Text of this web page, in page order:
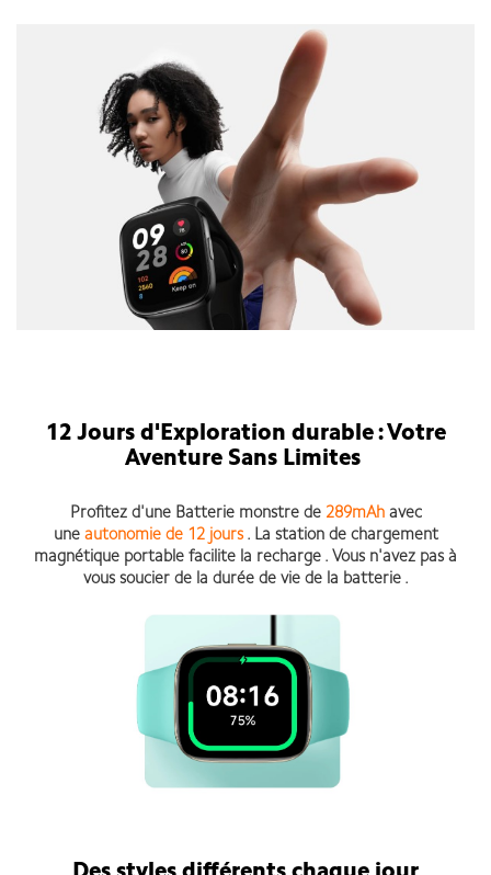
12 Jours d'Exploration durable : Votre
Aventure Sans Limites
Profitez d'une Batterie monstre de289mAhavec
uneautonomie de 12 jours. La station de chargement
magnétique portable facilite la recharge . Vous n'avez pas à
vous soucier de la durée de vie de la batterie .